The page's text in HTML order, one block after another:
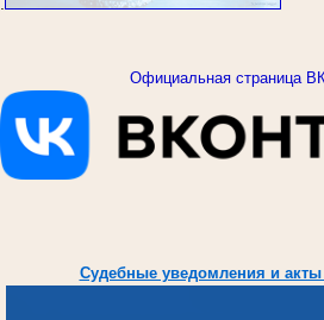
Официальная страница
Судебные уведомления и акты